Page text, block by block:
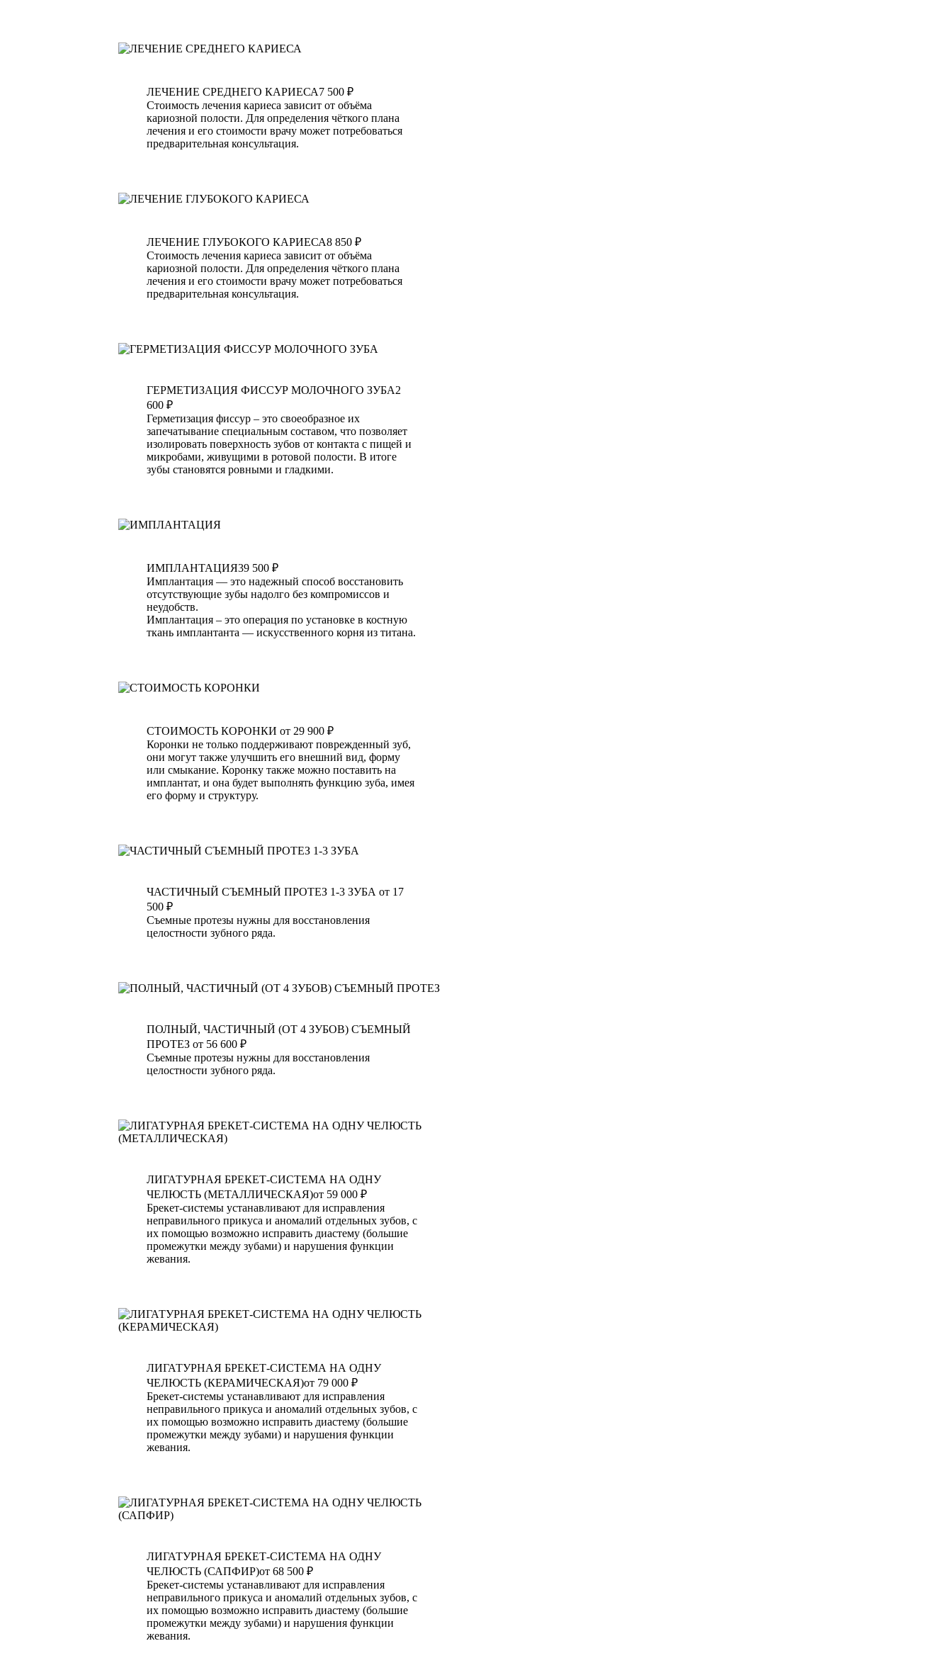
ЛЕЧЕНИЕ СРЕДНЕГО КАРИЕСА7 500 ₽
Стоимость лечения кариеса зависит от объёма
кариозной полости. Для определения чёткого плана
лечения и его стоимости врачу может потребоваться
предварительная консультация.
ЛЕЧЕНИЕ ГЛУБОКОГО КАРИЕСА8 850 ₽
Стоимость лечения кариеса зависит от объёма
кариозной полости. Для определения чёткого плана
лечения и его стоимости врачу может потребоваться
предварительная консультация.
ГЕРМЕТИЗАЦИЯ ФИССУР МОЛОЧНОГО ЗУБА2
600 ₽
Герметизация фиссур – это своеобразное их
запечатывание специальным составом, что позволяет
изолировать поверхность зубов от контакта с пищей и
микробами, живущими в ротовой полости. В итоге
зубы становятся ровными и гладкими.
ИМПЛАНТАЦИЯ39 500 ₽
Имплантация — это надежный способ восстановить
отсутствующие зубы надолго без компромиссов и
неудобств.
Имплантация – это операция по установке в костную
ткань имплантанта — искусственного корня из титана.
СТОИМОСТЬ КОРОНКИот 29 900 ₽
Коронки не только поддерживают поврежденный зуб,
они могут также улучшить его внешний вид, форму
или смыкание. Коронку также можно поставить на
имплантат, и она будет выполнять функцию зуба, имея
его форму и структуру.
ЧАСТИЧНЫЙ СЪЕМНЫЙ ПРОТЕЗ 1-3 ЗУБАот 17
500 ₽
Съемные протезы нужны для восстановления
целостности зубного ряда.
ПОЛНЫЙ, ЧАСТИЧНЫЙ (ОТ 4 ЗУБОВ) СЪЕМНЫЙ
ПРОТЕЗот 56 600 ₽
Съемные протезы нужны для восстановления
целостности зубного ряда.
ЛИГАТУРНАЯ БРЕКЕТ-СИСТЕМА НА ОДНУ
ЧЕЛЮСТЬ (МЕТАЛЛИЧЕСКАЯ)от 59 000 ₽
Брекет-системы устанавливают для исправления
неправильного прикуса и аномалий отдельных зубов, с
их помощью возможно исправить диастему (большие
промежутки между зубами) и нарушения функции
жевания.
ЛИГАТУРНАЯ БРЕКЕТ-СИСТЕМА НА ОДНУ
ЧЕЛЮСТЬ (КЕРАМИЧЕСКАЯ)от 79 000 ₽
Брекет-системы устанавливают для исправления
неправильного прикуса и аномалий отдельных зубов, с
их помощью возможно исправить диастему (большие
промежутки между зубами) и нарушения функции
жевания.
ЛИГАТУРНАЯ БРЕКЕТ-СИСТЕМА НА ОДНУ
ЧЕЛЮСТЬ (САПФИР)от 68 500 ₽
Брекет-системы устанавливают для исправления
неправильного прикуса и аномалий отдельных зубов, с
их помощью возможно исправить диастему (большие
промежутки между зубами) и нарушения функции
жевания.